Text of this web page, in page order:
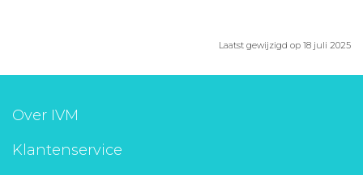
Laatst gewijzigd op 18 juli 2025
Over IVM
Klantenservice